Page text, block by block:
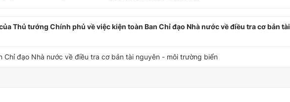
Thủ tướng Chính phủ về việc kiện toàn Ban Chỉ đạo Nhà nước về điều tra cơ bản tài
Chỉ đạo Nhà nước về điều tra cơ bản tài nguyên - môi trường biển